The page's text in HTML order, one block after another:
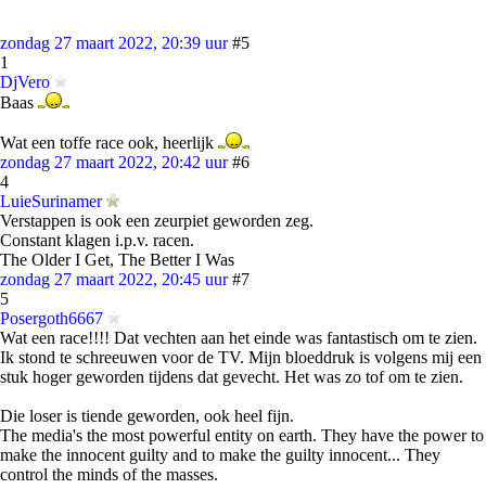
zondag 27 maart 2022, 20:39 uur #5
1
DjVero
Baas
Wat een toffe race ook, heerlijk
zondag 27 maart 2022, 20:42 uur #6
4
LuieSurinamer
Verstappen is ook een zeurpiet geworden zeg.
Constant klagen i.p.v. racen.
The Older I Get, The Better I Was
zondag 27 maart 2022, 20:45 uur #7
5
Posergoth6667
Wat een race!!!! Dat vechten aan het einde was fantastisch om te zien.
Ik stond te schreeuwen voor de TV. Mijn bloeddruk is volgens mij een
stuk hoger geworden tijdens dat gevecht. Het was zo tof om te zien.
Die loser is tiende geworden, ook heel fijn.
The media's the most powerful entity on earth. They have the power to
make the innocent guilty and to make the guilty innocent... They
control the minds of the masses.